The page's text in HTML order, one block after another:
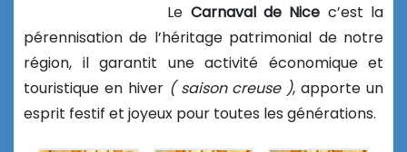
Le Carnaval de Nice c’est la
pérennisation de l’héritage patrimonial de notre
région, il garantit une activité économique et
touristique en hiver( saison creuse ), apporte un
esprit festif et joyeux pour toutes les générations.